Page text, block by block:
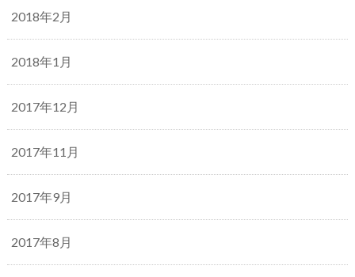
2018年2月
2018年1月
2017年12月
2017年11月
2017年9月
2017年8月